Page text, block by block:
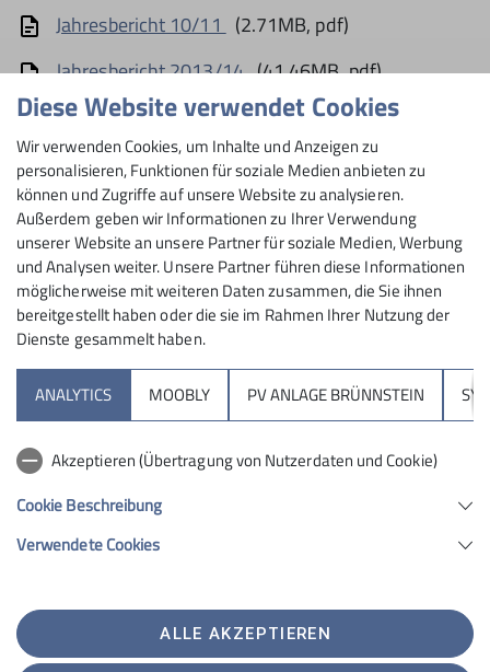
Jahresbericht 10/11 (2.71MB, pdf)
Jahresbericht 2013/14 (41.46MB, pdf)
Jahresbericht 2016/17 (2.54MB, pdf)
Jahresbericht 2019/20 (3.32MB, pdf)
Jahresbericht 2023 (6.44MB, pdf)
Sektion
Hochrieshütte
Sektion Rosenheim des Deutschen Alpenvereins e.V.
Telefon +4980312716030
Diese Website verwendet Cookies
Wir verwenden Cookies, um Inhalte und Anzeigen zu
personalisieren, Funktionen für soziale Medien anbieten zu
können und Zugriffe auf unsere Website zu analysieren.
Außerdem geben wir Informationen zu Ihrer Verwendung
unserer Website an unsere Partner für soziale Medien, Werbung
und Analysen weiter. Unsere Partner führen diese Informationen
möglicherweise mit weiteren Daten zusammen, die Sie ihnen
bereitgestellt haben oder die sie im Rahmen Ihrer Nutzung der
Dienste gesammelt haben.
ANALYTICS MOOBLY PV ANLAGE BRÜNNSTEIN
Akzeptieren (Übertragung von Nutzerdaten und Cookie)
Cookie Beschreibung
Verwendete Cookies
ALLE AKZEPTIEREN